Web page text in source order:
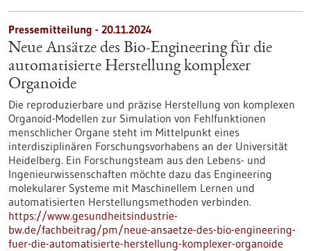
Pressemitteilung - 20.11.2024
Neue Ansätze des Bio-Engineering für die
automatisierte Herstellung komplexer
Organoide
Die reproduzierbare und präzise Herstellung von komplexen
Organoid-Modellen zur Simulation von Fehlfunktionen
menschlicher Organe steht im Mittelpunkt eines
interdisziplinären Forschungsvorhabens an der Universität
Heidelberg. Ein Forschungsteam aus den Lebens- und
Ingenieurwissenschaften möchte dazu das Engineering
molekularer Systeme mit Maschinellem Lernen und
automatisierten Herstellungsmethoden verbinden.
https://www.gesundheitsindustrie-
bw.de/fachbeitrag/pm/neue-ansaetze-des-bio-engineering-
fuer-die-automatisierte-herstellung-komplexer-organoide